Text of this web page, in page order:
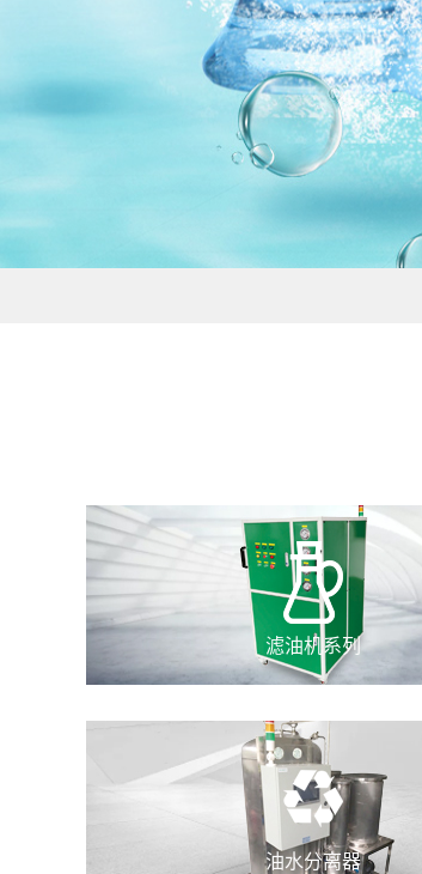
滤油机系列
油水分离器